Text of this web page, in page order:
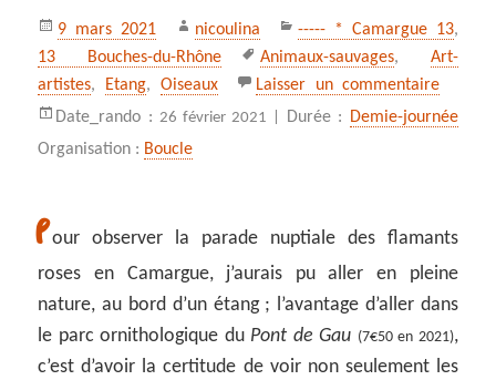
Publié
le
9 mars 2021 Auteur
nicoulina Catégories
----- * Camargue 13,
13 Bouches-du-Rhône
Mots-
clés
Animaux-sauvages, Art-
artistes, Etang, Oiseaux Laisser un commentairesur
Date_rando : 26 février 2021 | Durée : Demie-journée
Organisation : Boucle
Pour observer la parade nuptiale des flamants
roses en Camargue, j’aurais pu aller en pleine
nature, au bord d’un étang ; l’avantage d’aller dans
le parc ornithologique du Pont de Gau (7€50 en 2021),
c’est d’avoir la certitude de voir non seulement les